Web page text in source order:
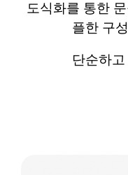
도식화를 통한
플한 구
단순하